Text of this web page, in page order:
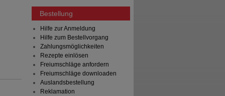
Bestellung
Hilfe zur Anmeldung
Hilfe zum Bestellvorgang
Zahlungsmöglichkeiten
Rezepte einlösen
Freiumschläge anfordern
Freiumschläge downloaden
Auslandsbestellung
Reklamation